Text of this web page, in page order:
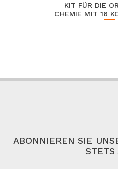
KIT FÜR DIE
CHEMIE MIT 16
ABONNIEREN SIE
STETS